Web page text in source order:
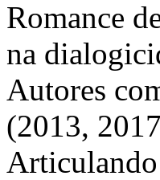
Romance
na
Autores
(2013,
Articulando